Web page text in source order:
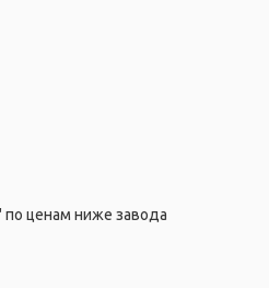
ценам ниже завода